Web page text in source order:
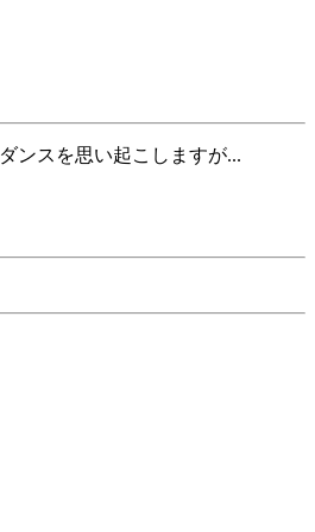
ンスを思い起こしますが...